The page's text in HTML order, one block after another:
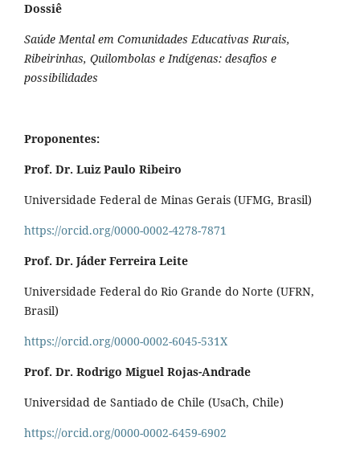
Dossiê
Saúde Mental em Comunidades Educativas Rurais,
Ribeirinhas, Quilombolas e Indígenas: desafios e
possibilidades
Proponentes:
Prof. Dr. Luiz Paulo Ribeiro
Universidade Federal de Minas Gerais (UFMG, Brasil)
https://orcid.org/0000-0002-4278-7871
Prof. Dr. Jáder Ferreira Leite
Universidade Federal do Rio Grande do Norte (UFRN,
Brasil)
https://orcid.org/0000-0002-6045-531X
Prof. Dr. Rodrigo Miguel Rojas-Andrade
Universidad de Santiado de Chile (UsaCh, Chile)
https://orcid.org/0000-0002-6459-6902